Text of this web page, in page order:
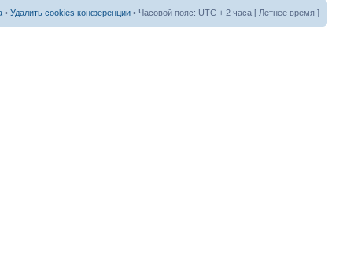
• Удалить cookies конференции • Часовой пояс: UTC + 2 часа [ Летнее время ]